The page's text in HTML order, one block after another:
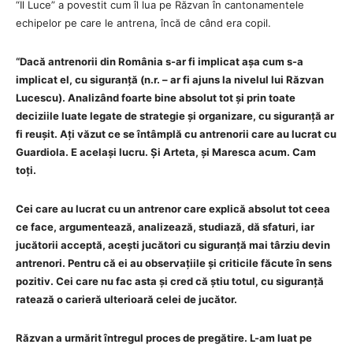
“Il Luce” a povestit cum îl lua pe Răzvan în cantonamentele
echipelor pe care le antrena, încă de când era copil.
“Dacă antrenorii din România s-ar fi implicat așa cum s-a
implicat el, cu siguranță (n.r. – ar fi ajuns la nivelul lui Răzvan
Lucescu). Analizând foarte bine absolut tot și prin toate
deciziile luate legate de strategie și organizare, cu siguranță ar
fi reușit. Ați văzut ce se întâmplă cu antrenorii care au lucrat cu
Guardiola. E același lucru. Și Arteta, și Maresca acum. Cam
toți.
Cei care au lucrat cu un antrenor care explică absolut tot ceea
ce face, argumentează, analizează, studiază, dă sfaturi, iar
jucătorii acceptă, acești jucători cu siguranță mai târziu devin
antrenori. Pentru că ei au observațiile și criticile făcute în sens
pozitiv. Cei care nu fac asta și cred că știu totul, cu siguranță
ratează o carieră ulterioară celei de jucător.
Răzvan a urmărit întregul proces de pregătire. L-am luat pe